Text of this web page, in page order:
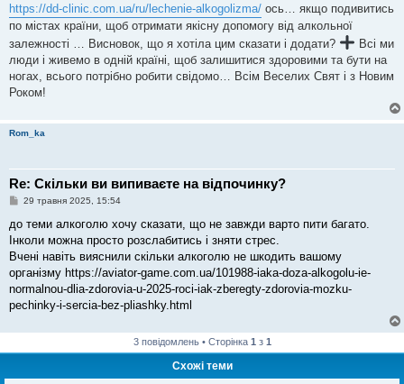
https://dd-clinic.com.ua/ru/lechenie-alkogolizma/ ось… якщо подивитись
по містах країни, щоб отримати якісну допомогу від алкольної
залежності … Висновок, що я хотіла цим сказати і додати?
Всі ми
люди і живемо в одній країні, щоб залишитися здоровими та бути на
ногах, всього потрібно робити свідомо… Всім Веселих Свят і з Новим
Роком!
Rom_ka
Re: Скільки ви випиваєте на відпочинку?
П
в
д
о
л
е
н
29 травня 2025, 15:54
до теми алкоголю хочу сказати, що не завжди варто пити багато.
Інколи можна просто розслабитись і зняти стрес.
Вчені навіть вияснили скільки алкоголю не шкодить вашому
організму https://aviator-game.com.ua/101988-iaka-doza-alkogolu-ie-
normalnou-dlia-zdorovia-u-2025-roci-iak-zberegty-zdorovia-mozku-
pechinky-i-sercia-bez-pliashky.html
3 повідомлень • Сторінка 1 з 1
Схожі теми